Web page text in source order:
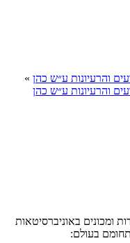
והרעיונות ע״ש כהן »
והרעיונות ע״ש כהן
ומכונים באוניברסיטאות
בעולם: